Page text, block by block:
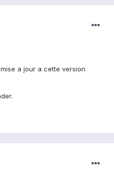
a jour a cette version